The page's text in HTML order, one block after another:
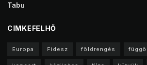
Tabu
CIMKEFELHŐ
Europa Fidesz földrengés